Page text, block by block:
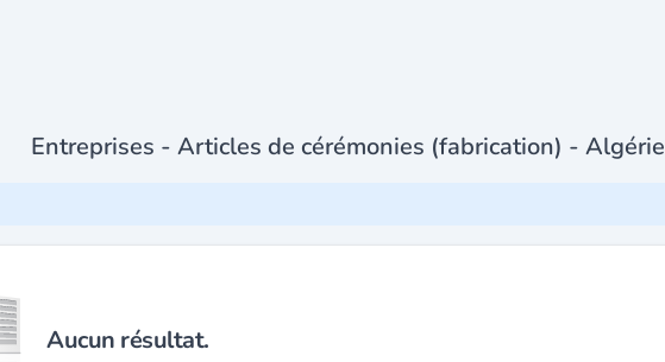
Entreprises - Articles de cérémonies (fabrication) - Algérie
Aucun résultat.